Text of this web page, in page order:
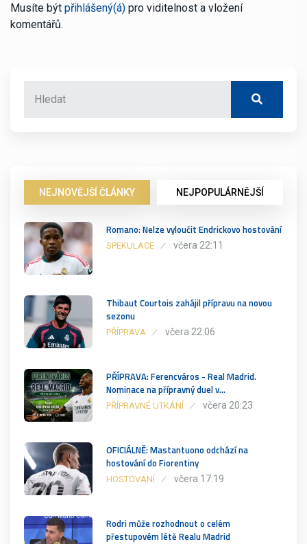
Musíte být přihlášený(á) pro viditelnost a vložení
komentářů.
NEJNOVĚJŠÍ ČLÁNKY NEJPOPULÁRNĚJŠÍ
Romano: Nelze vyloučit Endrickovo hostování
SPEKULACE včera 22:11
Thibaut Courtois zahájil přípravu na novou
sezonu
PŘÍPRAVA včera 22:06
PŘÍPRAVA: Ferencváros - Real Madrid.
Nominace na přípravný duel v…
PŘÍPRAVNÉ UTKÁNÍ včera 20:23
OFICIÁLNĚ: Mastantuono odchází na
hostování do Fiorentiny
HOSTOVÁNÍ včera 17:19
Rodri může rozhodnout o celém
přestupovém létě Realu Madrid